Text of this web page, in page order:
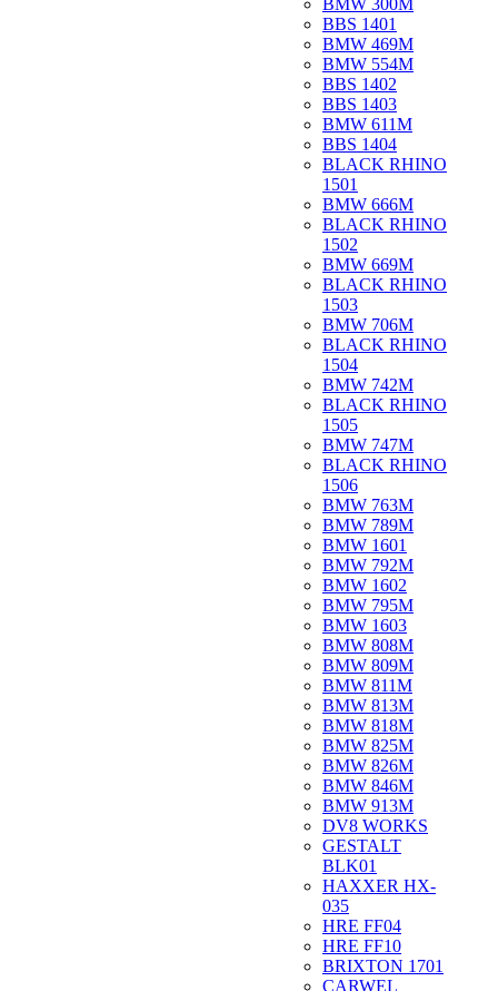
BMW 300M
BBS 1401
BMW 469M
BMW 554M
BBS 1402
BBS 1403
BMW 611M
BBS 1404
BLACK RHINO
1501
BMW 666M
BLACK RHINO
1502
BMW 669M
BLACK RHINO
1503
BMW 706M
BLACK RHINO
1504
BMW 742M
BLACK RHINO
1505
BMW 747M
BLACK RHINO
1506
BMW 763M
BMW 789M
BMW 1601
BMW 792M
BMW 1602
BMW 795M
BMW 1603
BMW 808M
BMW 809M
BMW 811M
BMW 813M
BMW 818M
BMW 825M
BMW 826M
BMW 846M
BMW 913M
DV8 WORKS
GESTALT
BLK01
HAXXER HX-
035
HRE FF04
HRE FF10
BRIXTON 1701
CARWEL